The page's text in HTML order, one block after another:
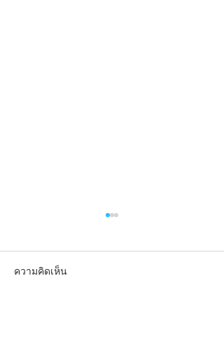
ความคิดเห็น